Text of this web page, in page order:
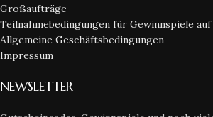
Großaufträge
Teilnahmebedingungen für Gewinnspiele auf
Allgemeine Geschäftsbedingungen
Impressum
NEWSLETTER